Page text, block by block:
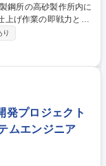
上げ作業の即戦力とし
整、動作確認などの
制で無理のないスケ
わる日でも1日分の給
時間あたり800円の移
時間や遠方での負担
います。 募集職
備／年休121日
り
発プロジェクト
ムエンジニア